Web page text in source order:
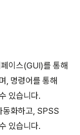
이스(GUI)를 통해
, 명령어를 통해
있습니다.
동화하고, SPSS
있습니다.